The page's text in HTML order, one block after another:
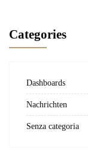
Categories
Dashboards
Nachrichten
Senza categoria